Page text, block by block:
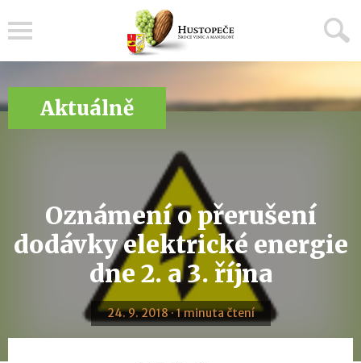
Aktuálně
Oznámení o přerušení
dodávky elektrické energie
dne 2. a 3. října
24. 9. 2018 · 1 minuta čtení